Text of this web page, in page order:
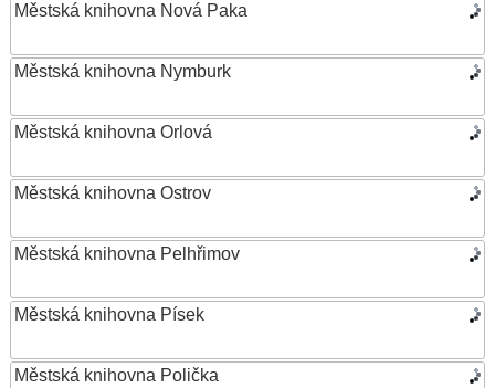
Městská knihovna Nová Paka
Městská knihovna Nymburk
Městská knihovna Orlová
Městská knihovna Ostrov
Městská knihovna Pelhřimov
Městská knihovna Písek
Městská knihovna Polička